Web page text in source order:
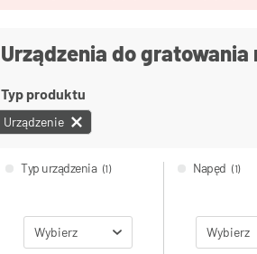
Urządzenia do gratowania
Typ produktu
Urządzenie
Typ urządzenia (1)
Wybierz
Napęd (1)
Wybierz